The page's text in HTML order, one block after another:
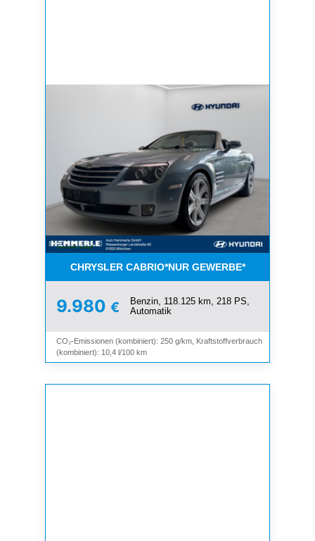
CHRYSLER CABRIO*NUR GEWERBE*
9.980 €
Benzin, 118.125 km, 218 PS,
Automatik
CO₂-Emissionen (kombiniert): 250 g/km, Kraftstoffverbrauch
(kombiniert): 10,4 l/100 km